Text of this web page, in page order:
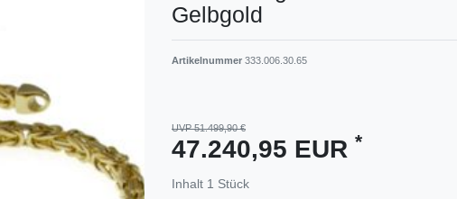
Gelbgold
Artikelnummer 333.006.30.65
UVP 51.499,90 €
47.240,95 EUR *
Inhalt 1 Stück